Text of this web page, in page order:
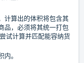
计算出的体积将包含其
品，必须将其统一打包
试计算并匹配能容纳货
。